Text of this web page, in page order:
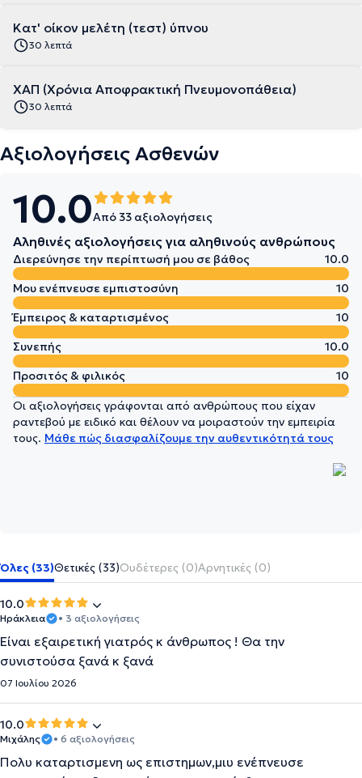
Κατ' οίκον μελέτη (τεστ) ύπνου
30 λεπτά
ΧΑΠ (Χρόνια Αποφρακτική Πνευμονοπάθεια)
30 λεπτά
Αξιολογήσεις Ασθενών
10.0Από 33 αξιολογήσεις
Αληθινές αξιολογήσεις για αληθινούς ανθρώπους
Διερεύνησε την περίπτωσή μου σε βάθος
10.0
Μου ενέπνευσε εμπιστοσύνη
10
Έμπειρος & καταρτισμένος
10
Συνεπής
10.0
Προσιτός & φιλικός
10
Οι αξιολογήσεις γράφονται από ανθρώπους που είχαν
ραντεβού με ειδικό και θέλουν να μοιραστούν την εμπειρία
τους. Μάθε πώς διασφαλίζουμε την αυθεντικότητά τους
Όλες (33)Θετικές (33)Ουδέτερες (0)Αρνητικές (0)
10.0
Ηράκλεια • 3 αξιολογήσεις
Είναι εξαιρετική γιατρός κ άνθρωπος ! Θα την
συνιστούσα ξανά κ ξανά
07 Ιουλίου 2026
10.0
Μιχάλης • 6 αξιολογήσεις
Πολυ καταρτισμενη ως επιστημων,μιυ ενέπνευσε